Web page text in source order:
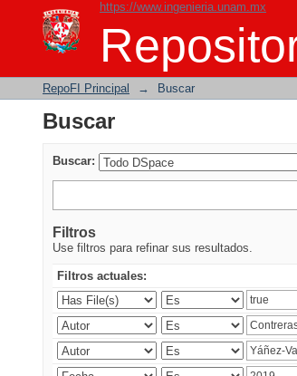
https://www.ingenieria.unam.mx
Buscar
RepoFI Principal → Buscar
Buscar
Buscar:
Filtros
Use filtros para refinar sus resultados.
Filtros actuales: